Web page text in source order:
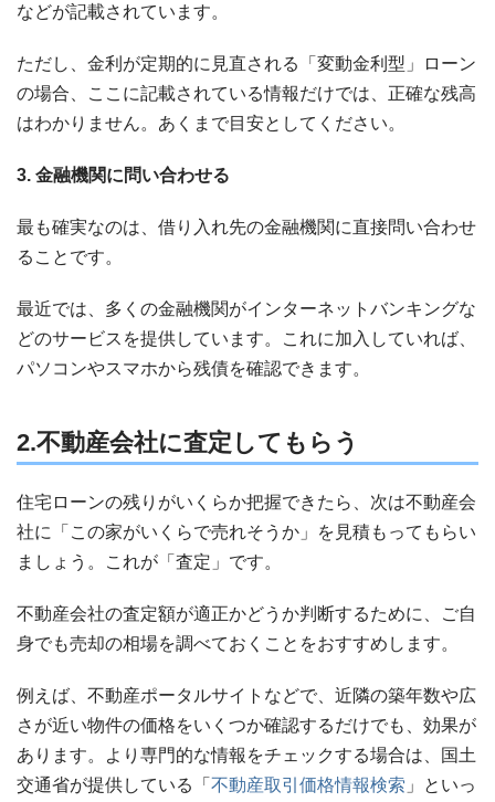
などが記載されています。
ただし、金利が定期的に見直される「変動金利型」ローン
の場合、ここに記載されている情報だけでは、正確な残高
はわかりません。あくまで目安としてください。
3. 金融機関に問い合わせる
最も確実なのは、借り入れ先の金融機関に直接問い合わせ
ることです。
最近では、多くの金融機関がインターネットバンキングな
どのサービスを提供しています。これに加入していれば、
パソコンやスマホから残債を確認できます。
2.不動産会社に査定してもらう
住宅ローンの残りがいくらか把握できたら、次は不動産会
社に「この家がいくらで売れそうか」を見積もってもらい
ましょう。これが「査定」です。
不動産会社の査定額が適正かどうか判断するために、ご自
身でも売却の相場を調べておくことをおすすめします。
例えば、不動産ポータルサイトなどで、近隣の築年数や広
さが近い物件の価格をいくつか確認するだけでも、効果が
あります。より専門的な情報をチェックする場合は、国土
交通省が提供している「 不動産取引価格情報検索 」といっ